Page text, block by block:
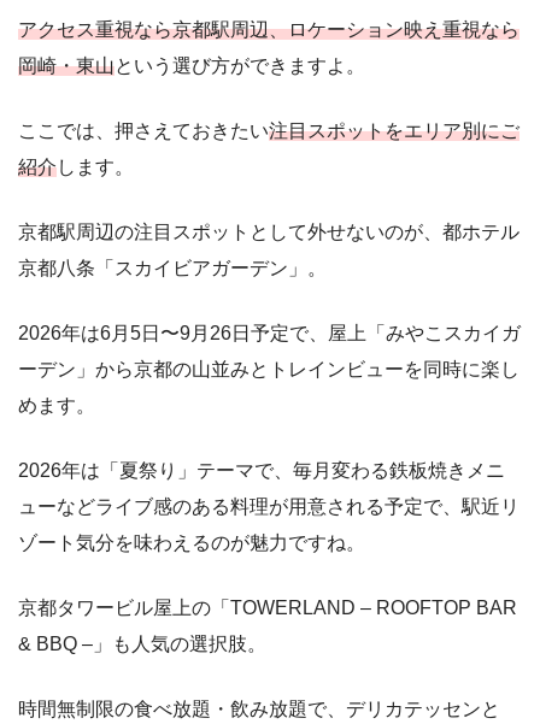
アクセス重視なら京都駅周辺、ロケーション映え重視なら
岡崎・東山という選び方ができますよ。
ここでは、押さえておきたい注目スポットをエリア別にご
紹介します。
京都駅周辺の注目スポットとして外せないのが、都ホテル
京都八条「スカイビアガーデン」。
2026年は6月5日〜9月26日予定で、屋上「みやこスカイガ
ーデン」から京都の山並みとトレインビューを同時に楽し
めます。
2026年は「夏祭り」テーマで、毎月変わる鉄板焼きメニ
ューなどライブ感のある料理が用意される予定で、駅近リ
ゾート気分を味わえるのが魅力ですね。
京都タワービル屋上の「TOWERLAND – ROOFTOP BAR
& BBQ –」も人気の選択肢。
時間無制限の食べ放題・飲み放題で、デリカテッセンと